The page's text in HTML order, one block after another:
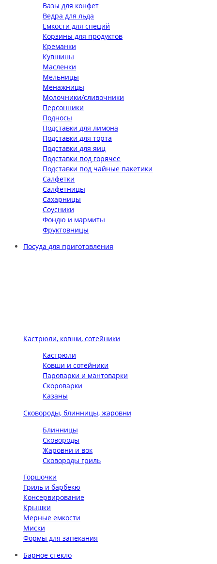
Вазы для конфет
Ведра для льда
Ёмкости для специй
Корзины для продуктов
Креманки
Кувшины
Масленки
Мельницы
Менажницы
Молочники/сливочники
Персонники
Подносы
Подставки для лимона
Подставки для торта
Подставки для яиц
Подставки под горячее
Подставки под чайные пакетики
Салфетки
Салфетницы
Сахарницы
Соусники
Фондю и мармиты
Фруктовницы
Посуда для приготовления
Кастрюли, ковши, сотейники
Кастрюли
Ковши и сотейники
Пароварки и мантоварки
Скороварки
Казаны
Сковороды, блинницы, жаровни
Блинницы
Сковороды
Жаровни и вок
Сковороды гриль
Горшочки
Гриль и барбекю
Консервирование
Крышки
Мерные емкости
Миски
Формы для запекания
Барное стекло